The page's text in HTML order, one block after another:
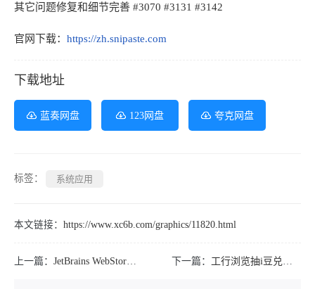
其它问题修复和细节完善 #3070 #3131 #3142
官网下载： https://zh.snipaste.com
下载地址
蓝奏网盘 123网盘 夸克网盘
标签： 系统应用
本文链接： https://www.xc6b.com/graphics/11820.html
上一篇： JetBrains WebStorm 2025.3.0.0高级版 下一篇： 工行浏览抽i豆兑换美团支付券